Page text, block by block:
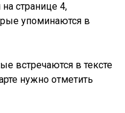
странице 4,
упоминаются в
встречаются в тексте
нужно отметить